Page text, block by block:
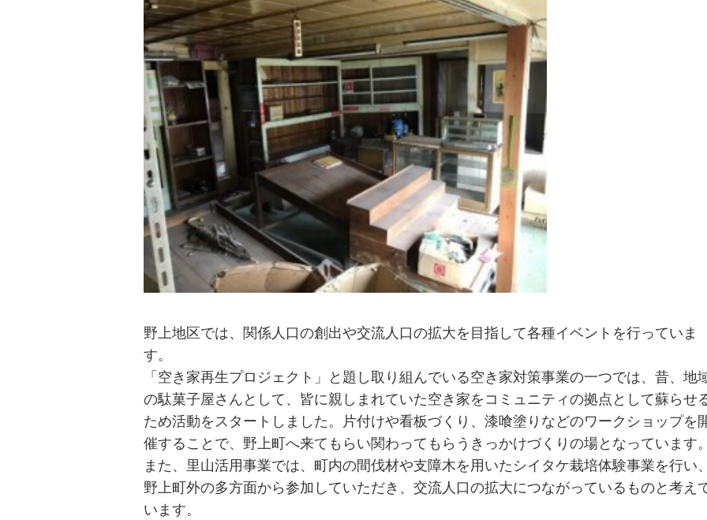
プライバシーポリシー
野上地区では、関係人口の創出や交流人口の拡大を目指して各種イベントを行っていま
す。
「空き家再生プロジェクト」と題し取り組んでいる空き家対策事業の一つでは、昔、地
の駄菓子屋さんとして、皆に親しまれていた空き家をコミュニティの拠点として蘇らせ
ため活動をスタートしました。片付けや看板づくり、漆喰塗りなどのワークショップを
催することで、野上町へ来てもらい関わってもらうきっかけづくりの場となっています
また、里山活用事業では、町内の間伐材や支障木を用いたシイタケ栽培体験事業を行い
野上町外の多方面から参加していただき、交流人口の拡大につながっているものと考え
います。